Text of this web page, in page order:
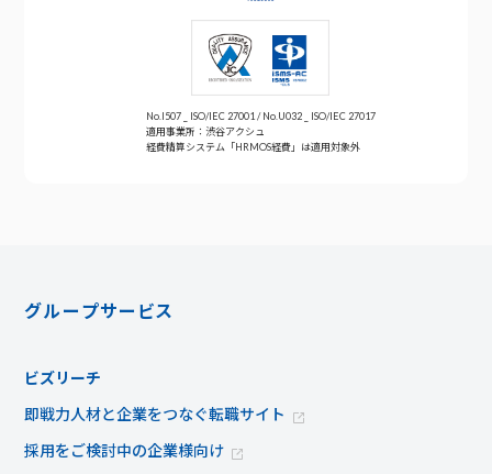
No.I507 _ ISO/IEC 27001 / No.U032 _ ISO/IEC 27017
適用事業所：渋谷アクシュ
経費精算システム「HRMOS経費」は適用対象外
グループサービス
ビズリーチ
即戦力人材と企業をつなぐ転職サイト
採用をご検討中の企業様向け